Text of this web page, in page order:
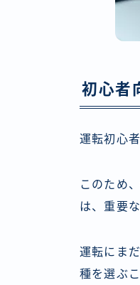
初心者
運転初心
このため
は、重要
運転にま
種を選ぶ